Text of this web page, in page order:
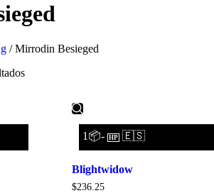
/ Mirrodin Besieged
1📦- HP 🇪🇸
Blightwidow
$236.25